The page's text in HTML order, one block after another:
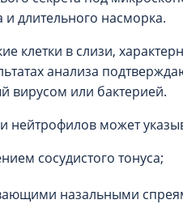
длительного насморка.
клетки в слизи,
анализа
вирусом или бактерией.
нейтрофилов может
сосудистого тонуса;
назальными